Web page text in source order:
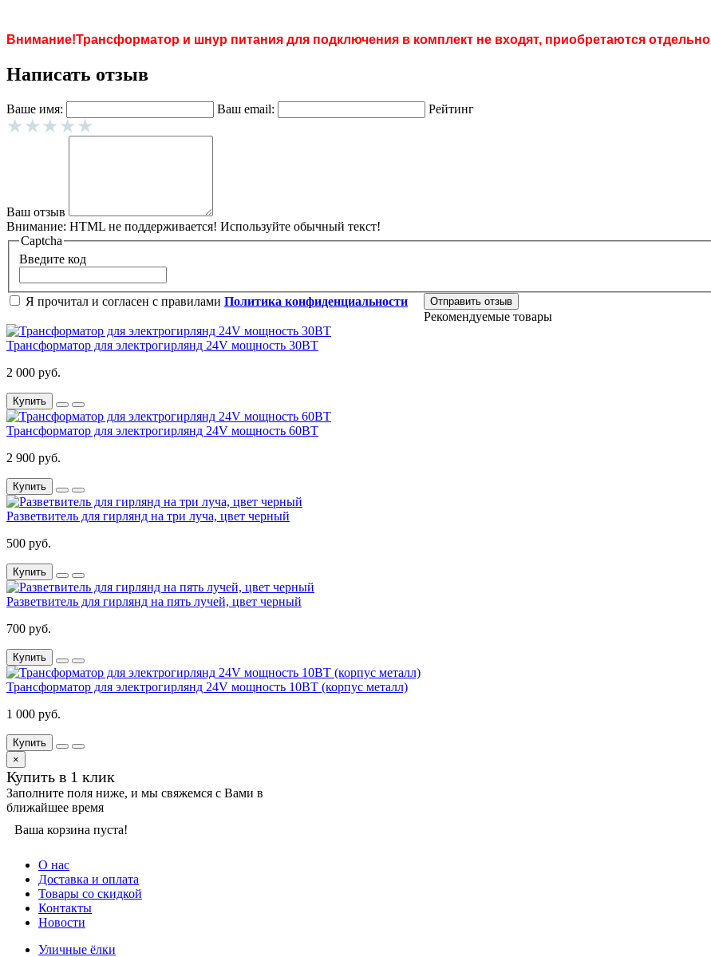
Внимание!Трансформатор и шнур питания для подключения в комплект не входят, приобретаются отдельно
Написать отзыв
Ваше имя: Ваш email: Рейтинг
Ваш отзыв
Внимание: HTML не поддерживается! Используйте обычный текст!
Captcha
Введите код
Я прочитал и согласен с правилами Политика конфиденциальности Отправить отзыв
Рекомендуемые товары
Трансформатор для электрогирлянд 24V мощность 30ВТ
2 000 руб.
Купить
Трансформатор для электрогирлянд 24V мощность 60ВТ
2 900 руб.
Купить
Разветвитель для гирлянд на три луча, цвет черный
500 руб.
Купить
Разветвитель для гирлянд на пять лучей, цвет черный
700 руб.
Купить
Трансформатор для электрогирлянд 24V мощность 10ВТ (корпус металл)
1 000 руб.
Купить
×
Купить в 1 клик
Заполните поля ниже, и мы свяжемся с Вами в
ближайшее время
Ваша корзина пуста!
О нас
Доставка и оплата
Товары со скидкой
Контакты
Новости
Уличные ёлки